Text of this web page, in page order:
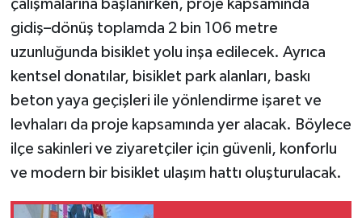
çalışmalarına başlanırken, proje kapsamında
gidiş–dönüş toplamda 2 bin 106 metre
uzunluğunda bisiklet yolu inşa edilecek. Ayrıca
kentsel donatılar, bisiklet park alanları, baskı
beton yaya geçişleri ile yönlendirme işaret ve
levhaları da proje kapsamında yer alacak. Böylece
ilçe sakinleri ve ziyaretçiler için güvenli, konforlu
ve modern bir bisiklet ulaşım hattı oluşturulacak.